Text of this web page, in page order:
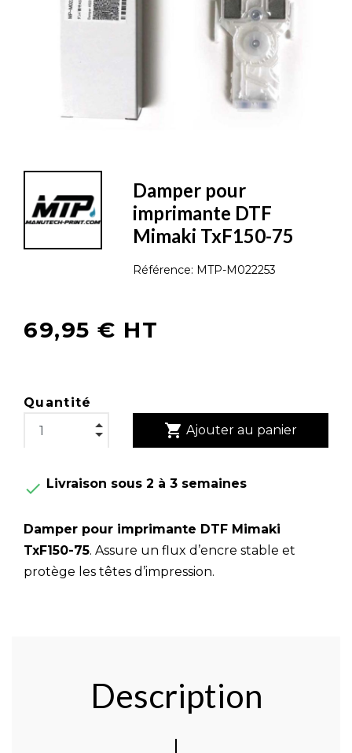
Damper pour
imprimante DTF
Mimaki TxF150-75
Référence: MTP-M022253
69,95 € HT
Quantité
shopping_cart Ajouter au panier
 Livraison sous 2 à 3 semaines
Damper pour imprimante DTF Mimaki
TxF150-75. Assure un flux d’encre stable et
protège les têtes d’impression.
Description